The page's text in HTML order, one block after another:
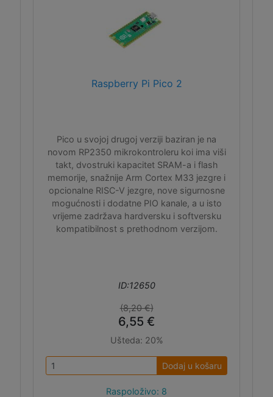
Raspberry Pi Pico 2
Pico u svojoj drugoj verziji baziran je na
novom RP2350 mikrokontroleru koi ima viši
takt, dvostruki kapacitet SRAM-a i flash
memorije, snažnije Arm Cortex M33 jezgre i
opcionalne RISC-V jezgre, nove sigurnosne
mogućnosti i dodatne PIO kanale, a u isto
vrijeme zadržava hardversku i softversku
kompatibilnost s prethodnom verzijom.
ID:12650
(8,20 €)
6,55 €
Ušteda: 20%
Dodaj u košaru
Raspoloživo: 8